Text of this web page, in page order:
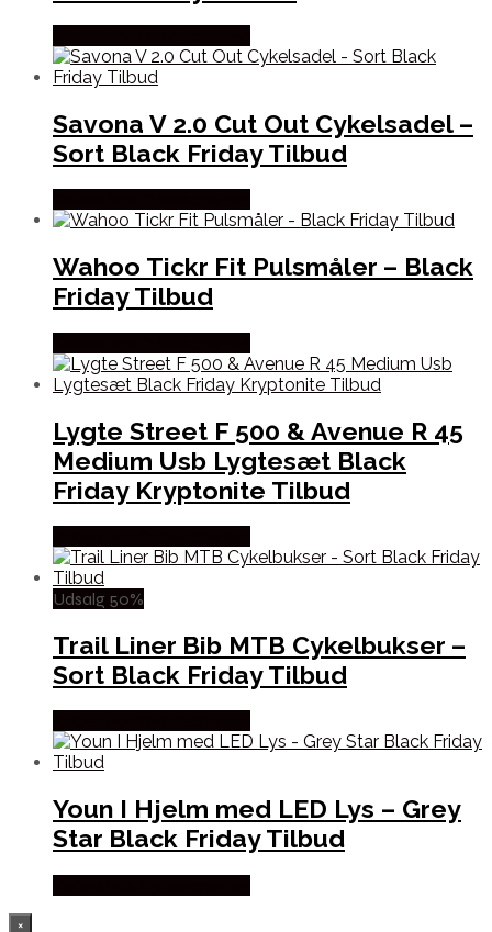
Savona V 2.0 Cut Out Cykelsadel –
Sort Black Friday Tilbud
Wahoo Tickr Fit Pulsmåler – Black
Friday Tilbud
Lygte Street F 500 & Avenue R 45
Medium Usb Lygtesæt Black
Friday Kryptonite Tilbud
Udsalg 50%
Trail Liner Bib MTB Cykelbukser –
Sort Black Friday Tilbud
Youn I Hjelm med LED Lys – Grey
Star Black Friday Tilbud
×